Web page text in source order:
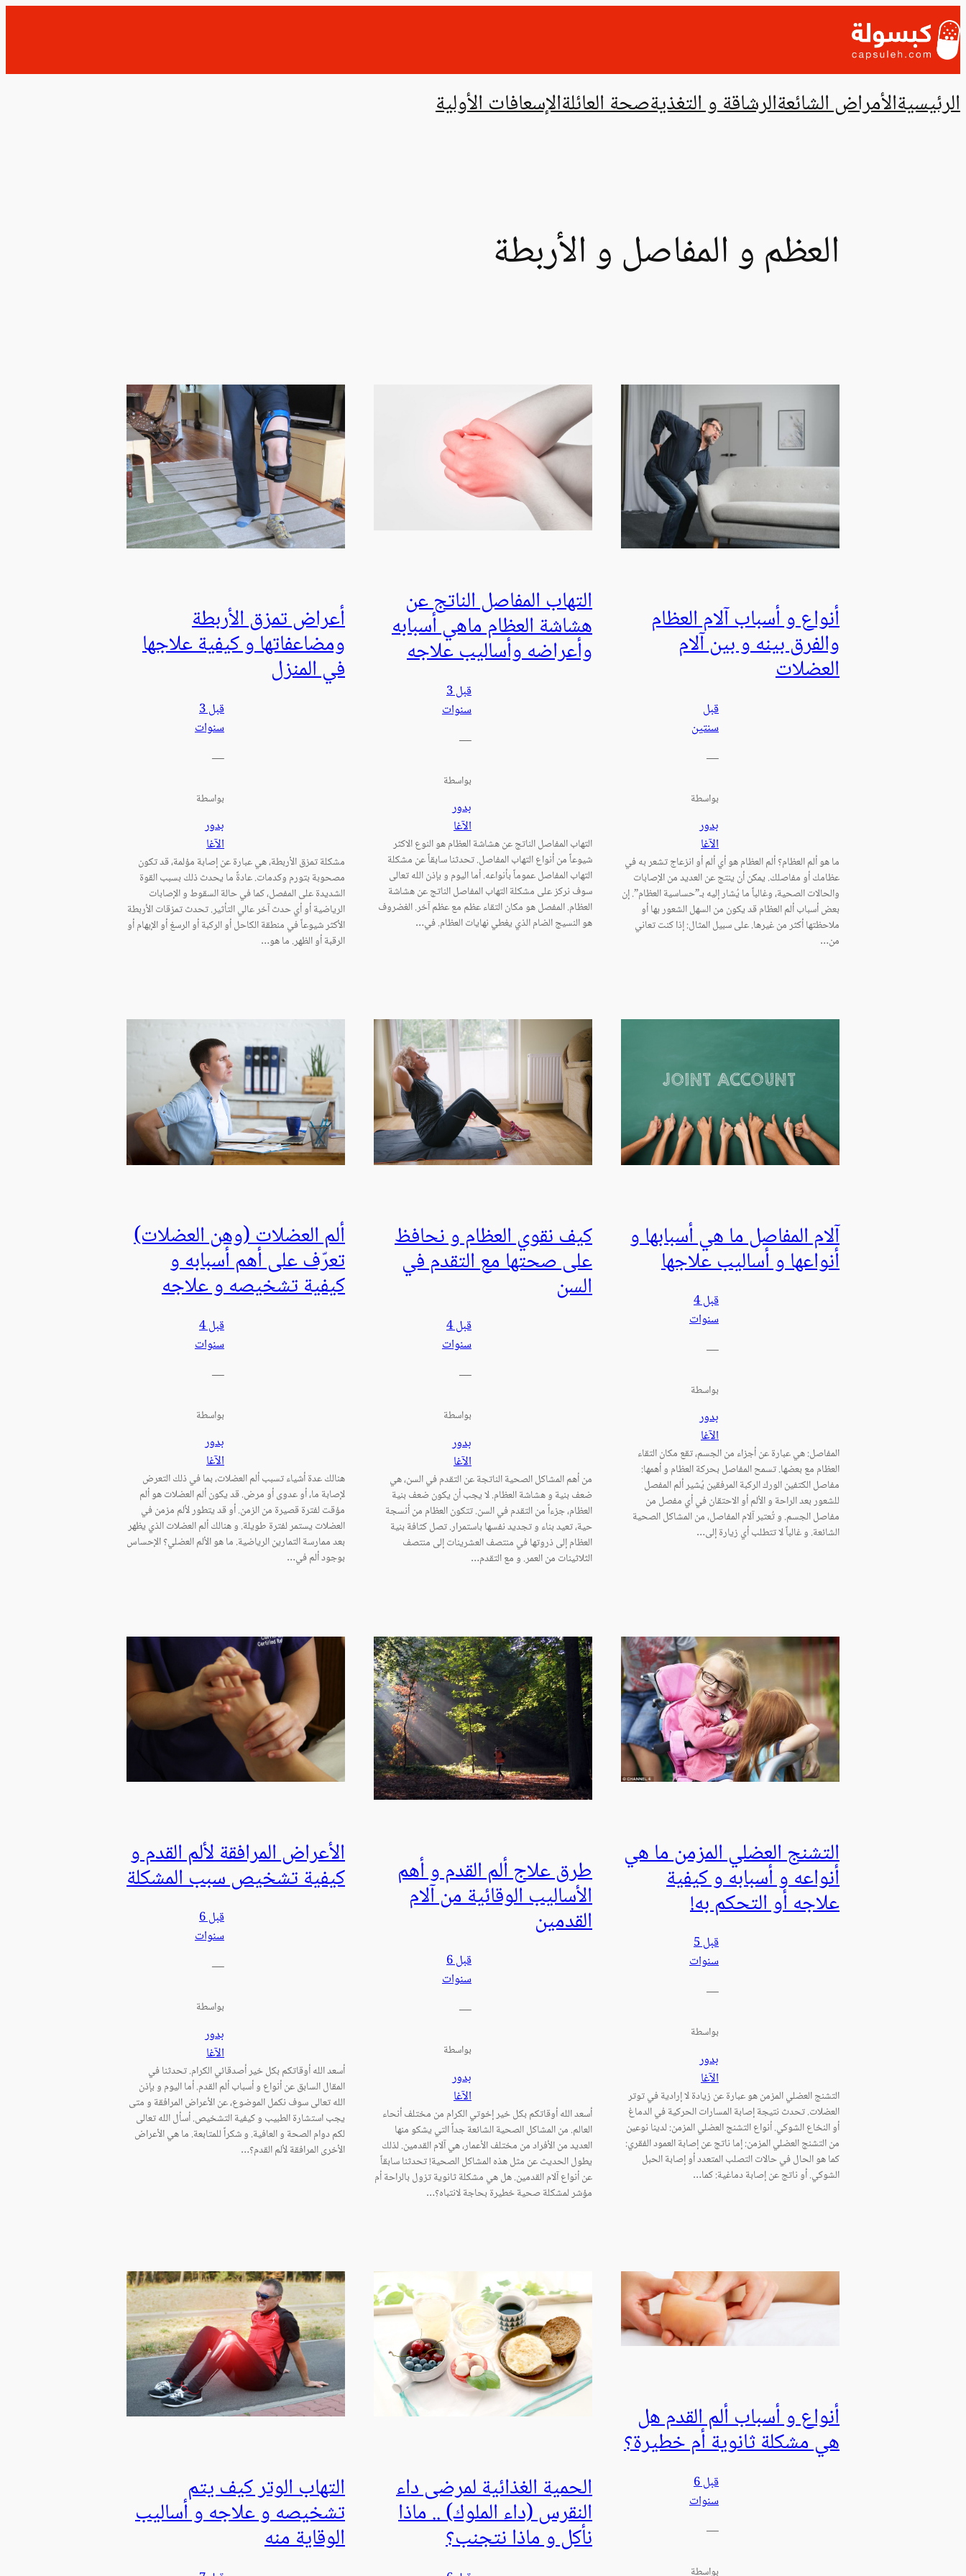
إلى
المحتوى
الرئيسيةالأمراض الشائعةالرشاقة و التغذيةصحة العائلةالإسعافات الأولية
العظم و المفاصل و الأربطة
أنواع و أسباب آلام العظام
والفرق بينه و بين آلام
العضلات
قبل
سنتين
—
بواسطة
بدور
الآغا
ما هو ألم العظام؟ ألم العظام هو أي ألم أو انزعاج تشعر به في
عظامك أو مفاصلك. يمكن أن ينتج عن العديد من الإصابات
والحالات الصحية، وغالباً ما يُشار إليه بـ”حساسية العظام”. إن
بعض أسباب ألم العظام قد يكون من السهل الشعور بها أو
ملاحظتها أكثر من غيرها. على سبيل المثال: إذا كنت تعاني
من…
التهاب المفاصل الناتج عن
هشاشة العظام ماهي أسبابه
وأعراضه وأساليب علاجه
قبل 3
سنوات
—
بواسطة
بدور
الآغا
التهاب المفاصل الناتج عن هشاشة العظام هو النوع الاكثر
شيوعاً من أنواع التهاب المفاصل. تحدثنا سابقاً عن مشكلة
التهاب المفاصل عموماً بأنواعه. أما اليوم و بإذن الله تعالى
سوف نركز على مشكلة التهاب المفاصل الناتج عن هشاشة
العظام. المفصل هو مكان التقاء عظم مع عظم آخر. الغضروف
هو النسيج الضام الذي يغطي نهايات العظام. في…
أعراض تمزق الأربطة
ومضاعفاتها و كيفية علاجها
في المنزل
قبل 3
سنوات
—
بواسطة
بدور
الآغا
مشكلة تمزق الأربطة، هي عبارة عن إصابة مؤلمة، قد تكون
مصحوبة بتورم وكدمات. عادةً ما يحدث ذلك بسبب القوة
الشديدة على المفصل، كما في حالة السقوط و الإصابات
الرياضية أو أي حدث آخر عالي التأثير. تحدث تمزقات الأربطة
الأكثر شيوعاً في منطقة الكاحل أو الركبة أو الرسغ أو الإبهام أو
الرقبة أو الظهر. ما هو…
آلام المفاصل ما هي أسبابها و
أنواعها و أساليب علاجها
قبل 4
سنوات
—
بواسطة
بدور
الآغا
المفاصل: هي عبارة عن أجزاء من الجسم، تقع مكان التقاء
العظام مع بعضها. تسمح المفاصل بحركة العظام و أهمها:
مفاصل الكتفين الورك الركبة المرفقين يُشير ألم المفصل
للشعور بعد الراحة و الألم أو الاحتقان في أي مفصل من
مفاصل الجسم. و تُعتبر آلام المفاصل، من المشاكل الصحية
الشائعة. و غالباً لا تتطلب أي زيارة إلى…
كيف نقوي العظام و نحافظ
على صحتها مع التقدم في
السن
قبل 4
سنوات
—
بواسطة
بدور
الآغا
من أهم المشاكل الصحية الناتجة عن التقدم في السن، هي
ضعف بنية و هشاشة العظام. لا يجب أن يكون ضعف بنية
العظام، جزءاً من التقدم في السن. تتكون العظام من أنسجة
حية، تعيد بناء و تجديد نفسها باستمرار. تصل كثافة بنية
العظام إلى ذروتها في منتصف العشرينات إلى منتصف
الثلاثينات من العمر. و مع التقدم…
ألم العضلات (وهن العضلات)
تعرّف على أهم أسبابه و
كيفية تشخيصه و علاجه
قبل 4
سنوات
—
بواسطة
بدور
الآغا
هنالك عدة أشياء تسبب ألم العضلات، بما في ذلك التعرض
لإصابة ما، أو عدوى أو مرض. قد يكون ألم العضلات هو ألم
مؤقت لفترة قصيرة من الزمن. أو قد يتطور لألم مزمن في
العضلات يستمر لفترة طويلة. و هنالك ألم العضلات الذي يظهر
بعد ممارسة التمارين الرياضية. ما هو الألم العضلي؟ الإحساس
بوجود ألم في…
التشنج العضلي المزمن ما هي
أنواعه و أسبابه و كيفية
علاجه أو التحكم به!
قبل 5
سنوات
—
بواسطة
بدور
الآغا
التشنج العضلي المزمن هو عبارة عن زيادة لا إرادية في توتر
العضلات. تحدث نتيجة إصابة المسارات الحركية في الدماغ
أو النخاع الشوكي. أنواع التشنج العضلي المزمن: لدينا نوعين
من التشنج العضلي المزمن: إما ناتج عن إصابة العمود الفقري:
كما هو الحال في حالات التصلب المتعدد أو إصابة الحبل
الشوكي. أو ناتج عن إصابة دماغية: كما…
طرق علاج ألم القدم و أهم
الأساليب الوقائية من آلام
القدمين
قبل 6
سنوات
—
بواسطة
بدور
الآغا
أسعد الله أوقاتكم بكل خير إخوتي الكرام من مختلف أنحاء
العالم. من المشاكل الصحية الشائعة جداً التي يشكو منها
العديد من الأفراد من مختلف الأعمار، هي آلام القدمين. لذلك
يطول الحديث عن مثل هذه المشاكل الصحية! تحدثنا سابقاً
عن أنواع آلام القدمين. هل هي مشكلة ثانوية تزول بالراحة أم
مؤشر لمشكلة صحية خطيرة بحاجة لانتباه؟…
الأعراض المرافقة لألم القدم و
كيفية تشخيص سبب المشكلة
قبل 6
سنوات
—
بواسطة
بدور
الآغا
أسعد الله أوقاتكم بكل خير أصدقائي الكرام. تحدثنا في
المقال السابق عن أنواع و أسباب ألم القدم. أما اليوم و بإذن
الله تعالى سوف نكمل الموضوع، عن الأعراض المرافقة و متى
يجب استشارة الطبيب و كيفية التشخيص. أسأل الله تعالى
لكم دوام الصحة و العافية. و شكراً للمتابعة. ما هي الأعراض
الأخرى المرافقة لألم القدم؟…
أنواع و أسباب ألم القدم هل
هي مشكلة ثانوية أم خطيرة؟
قبل 6
سنوات
—
بواسطة
الحمية الغذائية لمرضى داء
النقرس (داء الملوك) .. ماذا
نأكل و ماذا نتجنب؟
التهاب الوتر كيف يتم
تشخيصه و علاجه و أساليب
الوقاية منه